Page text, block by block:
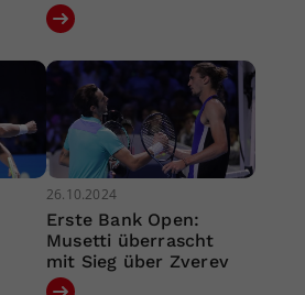
26.10.2024
Erste Bank Open:
Musetti überrascht
mit Sieg über Zverev